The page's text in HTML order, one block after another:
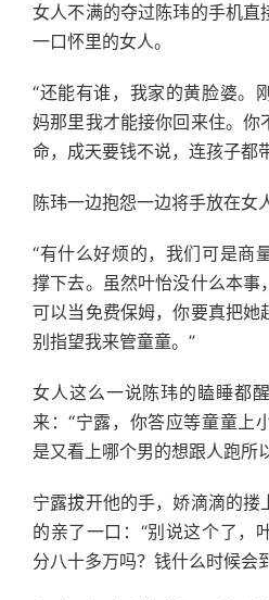
女人不满的夺过陈玮的手机直
一口怀里的女人。
“还能有谁，我家的黄脸婆。
妈那里我才能接你回来住。你
命，成天要钱不说，连孩子都
陈玮一边抱怨一边将手放在女
“有什么好烦的，我们可是商
撑下去。虽然叶怡没什么本事
可以当免费保姆，你要真把
别指望我来管童童。”
女人这么一说陈玮的瞌睡都
来：“宁露，你答应等童童上
是又看上哪个男的想跟人跑所
宁露拔开他的手，娇滴滴的搂
的亲了一口：“别说这个了，
分八十多万吗？钱什么时候会